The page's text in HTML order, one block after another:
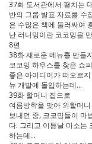
37화 도서관에서 펼치는
반의 그룹 발표 자료를 수
은 수많은 책에 둘러싸여
난 러니밍이란 코코밍을
8편
38화 새로운 메뉴를 만들
코코밍 하우스를 찾은 쇼
좋은 아이디어가 떠오르
뉴 개발에 돌입하는데…
39화 할머니 집으로
여름방학을 맞아 외할머
보내던 중, 코코밍들이 마
다. 그리고 이튿날 미소는
하는데…